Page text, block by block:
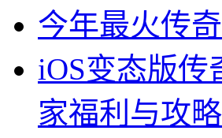
今年最火传
iOS变态版传
家福利与攻略